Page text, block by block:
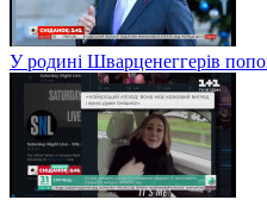
У родині Шварценеггерів